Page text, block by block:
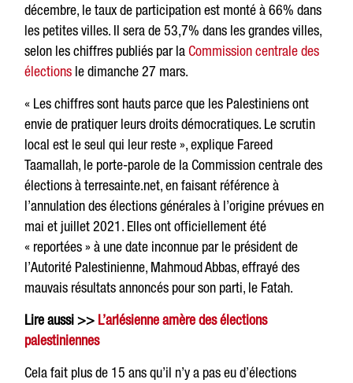
décembre, le taux de participation est monté à 66% dans
les petites villes. Il sera de 53,7% dans les grandes villes,
selon les chiffres publiés par laCommission centrale des
élections le dimanche 27 mars.
« Les chiffres sont hauts parce que les Palestiniens ont
envie de pratiquer leurs droits démocratiques. Le scrutin
local est le seul qui leur reste », explique Fareed
Taamallah, le porte-parole de la Commission centrale des
élections à terresainte.net, en faisant référence à
l’annulation des élections générales à l’origine prévues en
mai et juillet 2021. Elles ont officiellement été
« reportées » à une date inconnue par le président de
l’Autorité Palestinienne, Mahmoud Abbas, effrayé des
mauvais résultats annoncés pour son parti, le Fatah.
Lire aussi >> L’arlésienne amère des élections
palestiniennes
Cela fait plus de 15 ans qu’il n’y a pas eu d’élections